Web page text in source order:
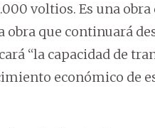
voltios. Es una
obra que continuará
“la capacidad de
económico de